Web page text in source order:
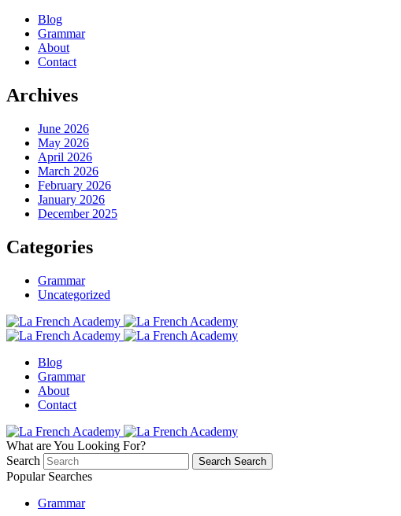
Blog
Grammar
About
Contact
Archives
June 2026
May 2026
April 2026
March 2026
February 2026
January 2026
December 2025
Categories
Grammar
Uncategorized
Blog
Grammar
About
Contact
What are You Looking For?
Search
Search Search
Popular Searches
Grammar